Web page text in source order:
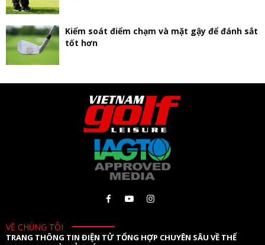
Kiểm soát điểm chạm và mặt gậy để đánh sắt
tốt hơn
VỀ CHÚNG TÔI
TRANG THÔNG TIN ĐIỆN TỬ TỔNG HỢP CHUYÊN SÂU VỀ THỂ